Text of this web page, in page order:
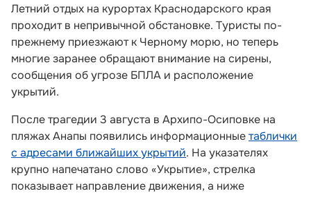
Летний отдых на курортах Краснодарского края
проходит в непривычной обстановке. Туристы по-
прежнему приезжают к Черному морю, но теперь
многие заранее обращают внимание на сирены,
сообщения об угрозе БПЛА и расположение
укрытий.
После трагедии 3 августа в Архипо-Осиповке на
пляжах Анапы появились информационныетаблички
с адресами ближайших укрытий. На указателях
крупно напечатано слово «Укрытие», стрелка
показывает направление движения, а ниже